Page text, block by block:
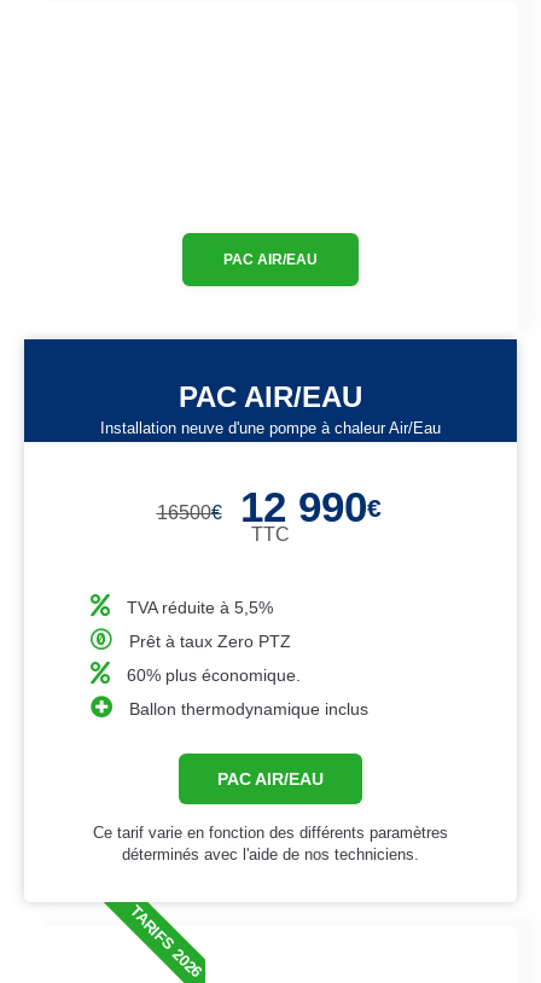
PAC AIR/EAU
PAC AIR/EAU
Installation neuve d'une pompe à chaleur Air/Eau
16500€ 12 990€
TTC
TVA réduite à 5,5%
Prêt à taux Zero PTZ
60% plus économique.
Ballon thermodynamique inclus
PAC AIR/EAU
Ce tarif varie en fonction des différents paramètres
déterminés avec l'aide de nos techniciens.
TARIFS 2026